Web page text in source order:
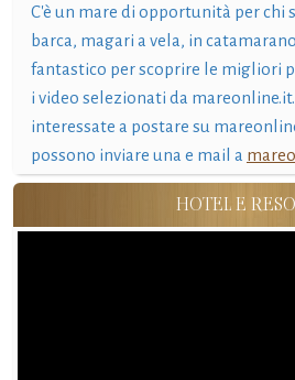
C'è un mare di opportunità per chi
barca, magari a vela, in
fantastico per scoprire le migliori
i video selezionati da
interessate a postare su
possono inviare una e mail a
HOTEL E